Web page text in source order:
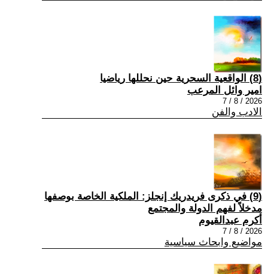
(8) الواقعية السحرية حين نحللها رياضيا
امير وائل المرعب
2026 / 8 / 7
الادب والفن
(9) في ذكرى فريدريك إنجلز: الملكية الخاصة بوصفها
مدخلاً لفهم الدولة والمجتمع
أكرم عبدالقيوم
2026 / 8 / 7
مواضيع وابحاث سياسية